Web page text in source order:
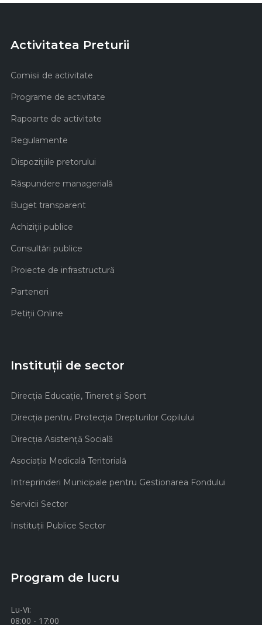
Activitatea Preturii
Comisii de activitate
Programe de activitate
Rapoarte de activitate
Regulamente
Dispozițiile pretorului
Răspundere managerială
Buget transparent
Achiziţii publice
Consultări publice
Proiecte de infrastructură
Parteneri
Petiții Online
Instituții de sector
Direcţia Educaţie, Tineret şi Sport
Direcţia pentru Protecţia Drepturilor Copilului
Direcţia Asistenţă Socială
Asociaţia Medicală Teritorială
Intreprinderi Municipale pentru Gestionarea Fondului
Servicii Sector
Instituţii Publice Sector
Program de lucru
Lu-Vi:
08:00 - 17:00